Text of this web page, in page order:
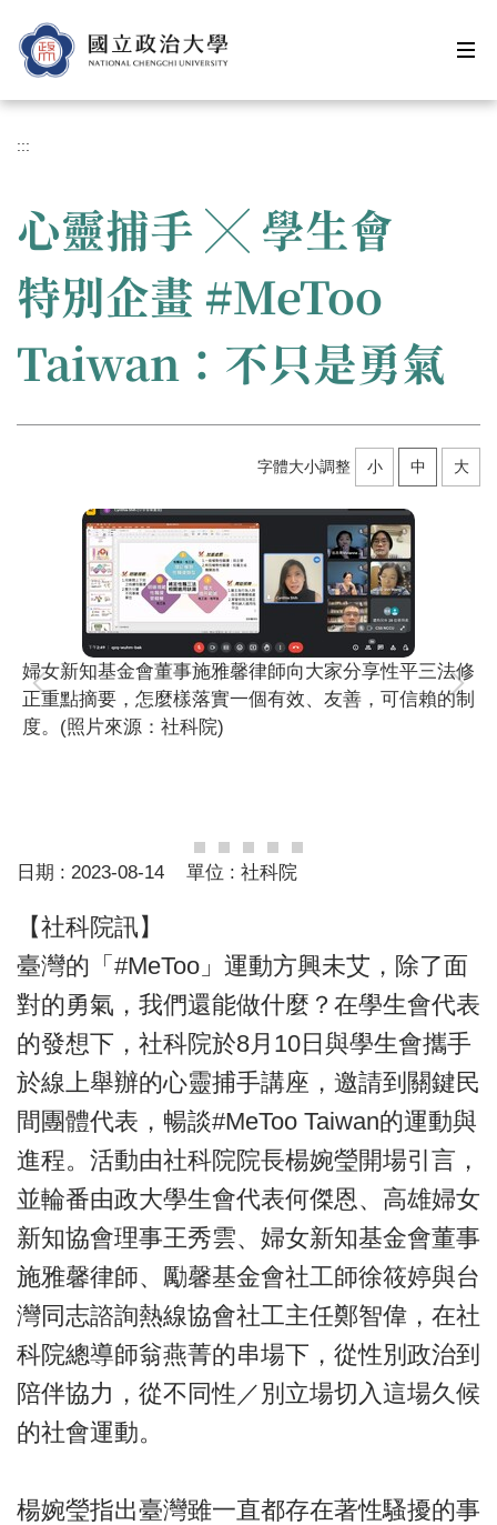
到
主
內
區
:::
心靈捕手 ╳ 學生會
特別企畫 #MeToo
Taiwan：不只是勇氣
字體大小調整 小 中 大
婦女新知基金會董事施雅馨律師向大家分享性平三法修
正重點摘要，怎麼樣落實一個有效、友善，可信賴的制
度。(照片來源：社科院)
日期 : 2023-08-14 單位 : 社科院
【社科院訊】
臺灣的「#MeToo」運動方興未艾，除了面
對的勇氣，我們還能做什麼？在學生會代表
的發想下，社科院於8月10日與學生會攜手
於線上舉辦的心靈捕手講座，邀請到關鍵民
間團體代表，暢談#MeToo Taiwan的運動與
進程。活動由社科院院長楊婉瑩開場引言，
並輪番由政大學生會代表何傑恩、高雄婦女
新知協會理事王秀雲、婦女新知基金會董事
施雅馨律師、勵馨基金會社工師徐筱婷與台
灣同志諮詢熱線協會社工主任鄭智偉，在社
科院總導師翁燕菁的串場下，從性別政治到
陪伴協力，從不同性／別立場切入這場久候
的社會運動。
楊婉瑩指出臺灣雖一直都存在著性騷擾的事